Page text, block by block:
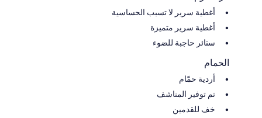
أغطية سرير لا تسبب الحساسية
أغطية سرير متميزة
ستائر حاجبة للضوء
الحمام
أردية حمّام
تم توفير المناشف
خف للقدمين